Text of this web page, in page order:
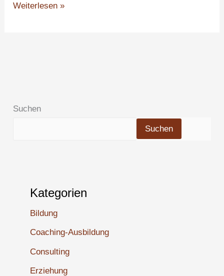
Weiterlesen »
Suchen
Suchen
Kategorien
Bildung
Coaching-Ausbildung
Consulting
Erziehung